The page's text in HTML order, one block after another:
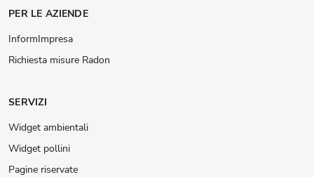
PER LE AZIENDE
InformImpresa
Richiesta misure Radon
SERVIZI
Widget ambientali
Widget pollini
Pagine riservate